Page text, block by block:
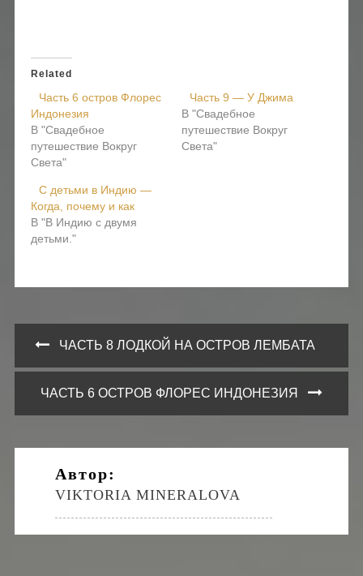
Related
Часть 6 остров Флорес
Индонезия
В "Свадебное
путешествие Вокруг
Света"
Часть 9 — У Джима
В "Свадебное
путешествие Вокруг
Света"
C детьми в Индию —
Когда, почему и как
В "В Индию с двумя
детьми."
Навигация
по
записям
ЧАСТЬ 8 ЛОДКОЙ НА ОСТРОВ ЛЕМБАТА
ЧАСТЬ 6 ОСТРОВ ФЛОРЕС ИНДОНЕЗИЯ
Автор:
VIKTORIA MINERALOVA